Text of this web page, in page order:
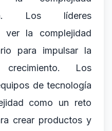
Los líderes
ver la complejidad
para impulsar la
Los
de tecnología
como un reto
crear productos y